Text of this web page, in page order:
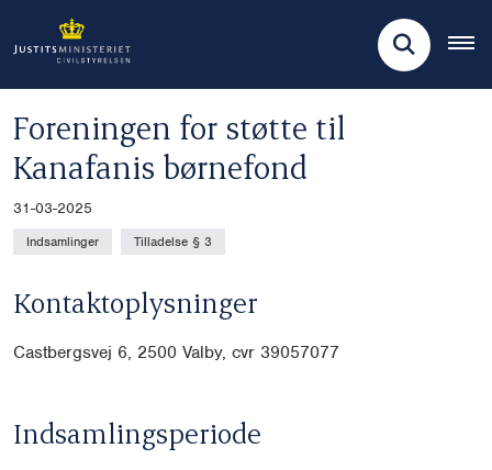
Foreningen for støtte til
Kanafanis børnefond
31-03-2025
Indsamlinger Tilladelse § 3
Kontaktoplysninger
Castbergsvej 6, 2500 Valby, cvr 39057077
Indsamlingsperiode